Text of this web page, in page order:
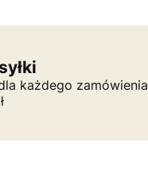
każdego zamówienia